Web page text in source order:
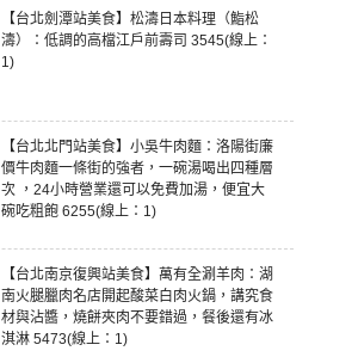
【台北劍潭站美食】松濤日本料理（鮨松
濤）：低調的高檔江戶前壽司 3545(線上：
1)
【台北北門站美食】小吳牛肉麵：洛陽街廉
價牛肉麵一條街的強者，一碗湯喝出四種層
次 ，24小時營業還可以免費加湯，便宜大
碗吃粗飽 6255(線上：1)
【台北南京復興站美食】萬有全涮羊肉：湖
南火腿臘肉名店開起酸菜白肉火鍋，講究食
材與沾醬，燒餅夾肉不要錯過，餐後還有冰
淇淋 5473(線上：1)